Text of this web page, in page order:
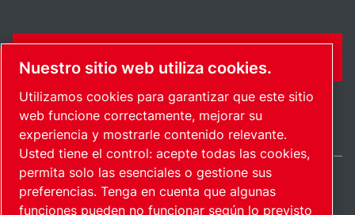
Mapa del sitioAdministrar cookies © 2026 Copyright.
Spain / ES
Nuestro sitio web utiliza cookies.
Utilizamos cookies para garantizar que este sitio
web funcione correctamente, mejorar su
experiencia y mostrarle contenido relevante.
Usted tiene el control: acepte todas las cookies,
permita solo las esenciales o gestione sus
preferencias. Tenga en cuenta que algunas
funciones pueden no funcionar según lo previsto